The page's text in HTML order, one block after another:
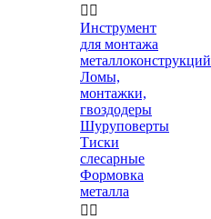
 
Инструмент
для монтажа
металлоконструкций
Ломы,
монтажки,
гвоздодеры
Шуруповерты
Тиски
слесарные
Формовка
металла
 